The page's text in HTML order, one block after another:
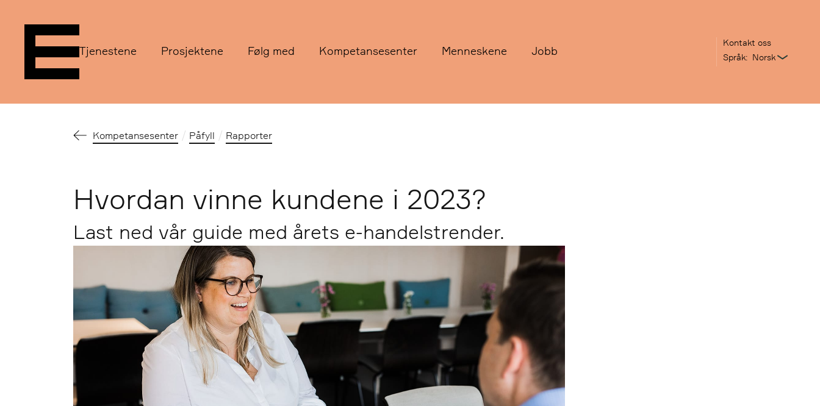
Tjenestene Prosjektene Følg med Kompetansesenter Menneskene Jobb
Kontakt oss
Språk:
Kompetansesenter Påfyll Rapporter
Hvordan vinne kundene i 2023?
Last ned vår guide med årets e-handelstrender.